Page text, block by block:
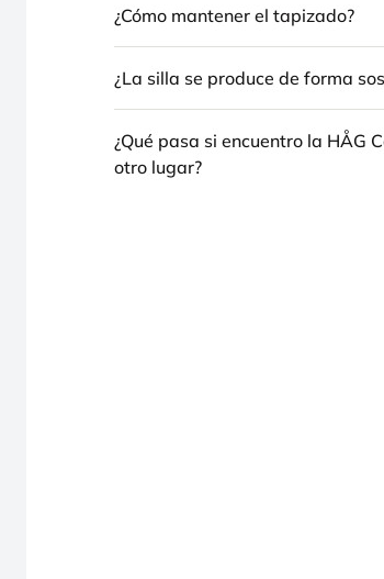
¿Cómo mantener el tapizado?
¿La silla se produce de forma
¿Qué pasa si encuentro la HÅG
otro lugar?